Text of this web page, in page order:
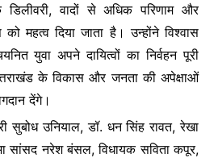
वादों से अधिक परिणाम और
महत्व दिया जाता है। उन्होंने विश्वास
युवा अपने दायित्वों का निर्वहन पूरी
के विकास और जनता की अपेक्षाओं
देंगे।
सुबोध उनियाल, डॉ. धन सिंह रावत, रेखा
सांसद नरेश बंसल, विधायक सविता कपूर,